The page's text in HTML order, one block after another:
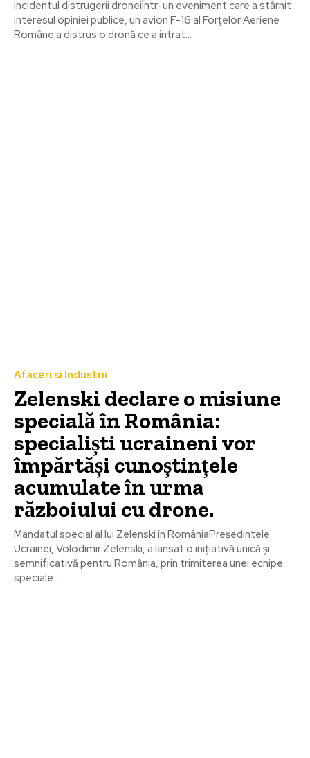
incidentul distrugerii droneiÎntr-un eveniment care a stârnit
interesul opiniei publice, un avion F-16 al Forțelor Aeriene
Române a distrus o dronă ce a intrat...
Afaceri si Industrii
Zelenski declare o misiune
specială în România:
specialiști ucraineni vor
împărtăși cunoștințele
acumulate în urma
războiului cu drone.
Mandatul special al lui Zelenski în RomâniaPreședintele
Ucrainei, Volodimir Zelenski, a lansat o inițiativă unică și
semnificativă pentru România, prin trimiterea unei echipe
speciale...